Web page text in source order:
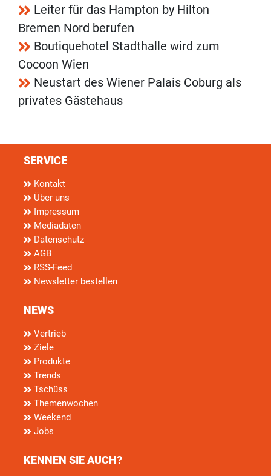
Leiter für das Hampton by Hilton
Bremen Nord berufen
Boutiquehotel Stadthalle wird zum
Cocoon Wien
Neustart des Wiener Palais Coburg als
privates Gästehaus
SERVICE
Kontakt
Über uns
Impressum
Mediadaten
Datenschutz
AGB
RSS-Feed
Newsletter bestellen
NEWS
Vertrieb
Ziele
Produkte
Trends
Tschüss
Themenwochen
Weekend
Jobs
KENNEN SIE AUCH?